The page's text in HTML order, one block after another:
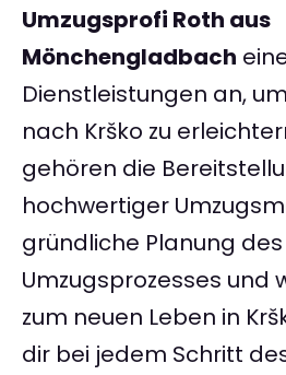
Umzugsprofi Roth aus
Mönchengladbach
Dienstleistungen an,
nach Krško zu
gehören die
hochwertiger
gründliche Planung des
Umzugsprozesses und
zum neuen Leben in
dir bei jedem Schritt